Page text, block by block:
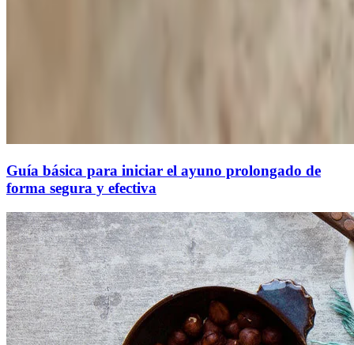
Guía básica para iniciar el ayuno prolongado de
forma segura y efectiva